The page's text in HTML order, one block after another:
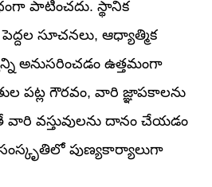
పాటించదు. స్థానిక
సూచనలు, ఆధ్యాత్మిక
అనుసరించడం ఉత్తమంగా
పట్ల గౌరవం, వారి జ్ఞాపకాలను
వస్తువులను దానం చేయడం
పుణ్యకార్యాలుగా